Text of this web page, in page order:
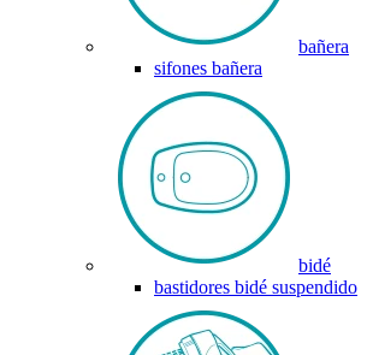
bañera
sifones bañera
bidé
bastidores bidé suspendido